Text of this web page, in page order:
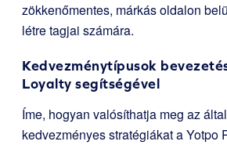
zökkenőmentes, márkás oldalon
létre tagjai számára.
Kedvezménytípusok
Loyalty segítségével
Íme, hogyan valósíthatja meg az
kedvezményes stratégiákat a Yotpo